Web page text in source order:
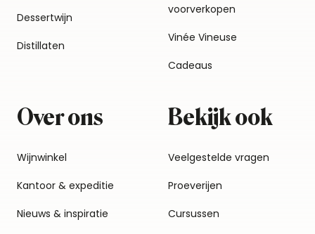
Dessertwijn
Distillaten
voorverkopen
Vinée Vineuse
Cadeaus
Over ons
Wijnwinkel
Kantoor & expeditie
Nieuws & inspiratie
Bekijk ook
Veelgestelde vragen
Proeverijen
Cursussen